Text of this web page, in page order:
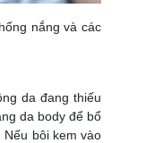
nắng và các
da đang thiếu
da body để bổ
bôi kem vào